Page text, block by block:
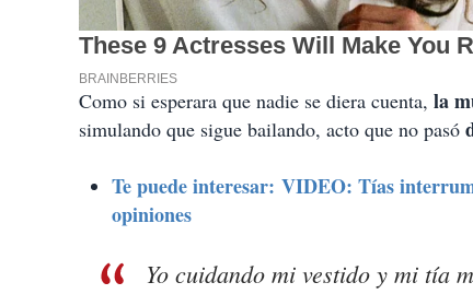
Como si esperara que nadie se diera cuenta, la
simulando que sigue bailando, acto que no pasó
Te puede interesar: VIDEO: Tías
opiniones
Yo cuidando mi vestido y mi tía